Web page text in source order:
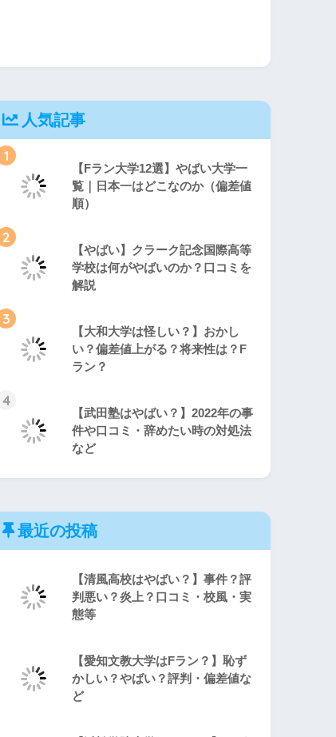
人気記事
1
【Fラン大学12選】やばい大学一
覧｜日本一はどこなのか（偏差値
順）
2
【やばい】クラーク記念国際高等
学校は何がやばいのか？口コミを
解説
3
【大和大学は怪しい？】おかし
い？偏差値上がる？将来性は？F
ラン？
4
【武田塾はやばい？】2022年の事
件や口コミ・辞めたい時の対処法
など
最近の投稿
【清風高校はやばい？】事件？評
判悪い？炎上？口コミ・校風・実
態等
【愛知文教大学はFラン？】恥ず
かしい？やばい？評判・偏差値な
ど